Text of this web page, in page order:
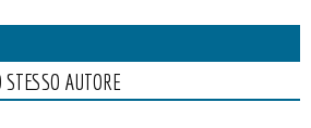
AUTORE